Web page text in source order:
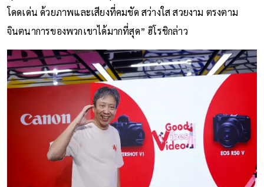
โดดเด่น ด้วยภาพและเสียงที่คมชัด สว่างใส สวยงาม ตรงตาม
จินตนาการของพวกเขาได้มากที่สุด” ฮิโรชิกล่าว